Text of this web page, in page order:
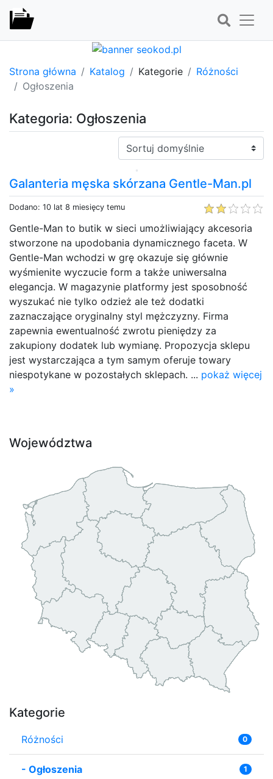
Strona główna Katalog Kategorie
Różności
Ogłoszenia
Kategoria: Ogłoszenia
Sortuj:
Galanteria męska skórzana Gentle-Man.pl
Dodano: 10 lat 8 miesięcy temu
Gentle-Man to butik w sieci umożliwiający akcesoria
stworzone na upodobania dynamicznego faceta. W
Gentle-Man wchodzi w grę okazuje się głównie
wyśmienite wyczucie form a także uniwersalna
elegancja. W magazynie platformy jest sposobność
wyszukać nie tylko odzież ale też dodatki
zaznaczające oryginalny styl mężczyzny. Firma
zapewnia ewentualność zwrotu pieniędzy za
zakupiony dodatek lub wymianę. Propozycja sklepu
jest wystarczająca a tym samym oferuje towary
niespotykane w pozostałych sklepach. ... pokaż więcej
»
Województwa
Kategorie
Różności 0
- Ogłoszenia 1